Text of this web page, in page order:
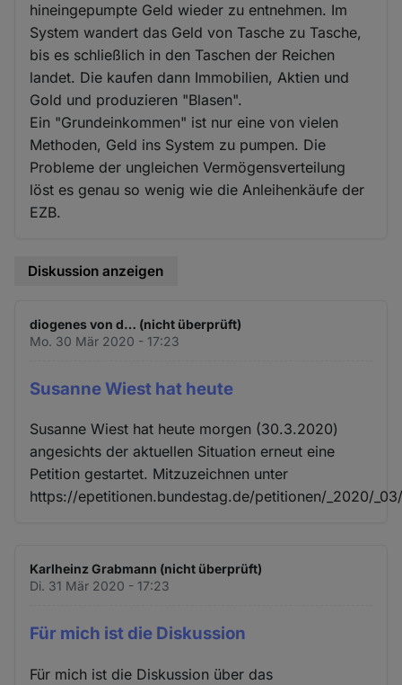
hineingepumpte Geld wieder zu entnehmen. Im
System wandert das Geld von Tasche zu Tasche,
bis es schließlich in den Taschen der Reichen
landet. Die kaufen dann Immobilien, Aktien und
Gold und produzieren "Blasen".
Ein "Grundeinkommen" ist nur eine von vielen
Methoden, Geld ins System zu pumpen. Die
Probleme der ungleichen Vermögensverteilung
löst es genau so wenig wie die Anleihenkäufe der
EZB.
Diskussion anzeigen
diogenes von d… (nicht überprüft)
Mo. 30 Mär 2020 - 17:23
Susanne Wiest hat heute
Susanne Wiest hat heute morgen (30.3.2020)
angesichts der aktuellen Situation erneut eine
Petition gestartet. Mitzuzeichnen unter
https://epetitionen.bundestag.de/petitionen/_2020/_03/
Karlheinz Grabmann (nicht überprüft)
Di. 31 Mär 2020 - 17:23
Für mich ist die Diskussion
Für mich ist die Diskussion über das